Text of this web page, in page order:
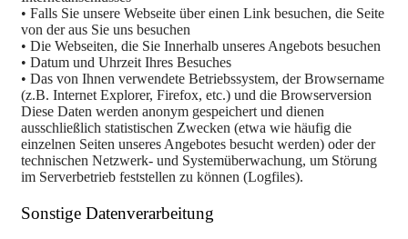
• Falls Sie unsere Webseite über einen Link besuchen, die Seite
von der aus Sie uns besuchen
• Die Webseiten, die Sie Innerhalb unseres Angebots besuchen
• Datum und Uhrzeit Ihres Besuches
• Das von Ihnen verwendete Betriebssystem, der Browsername
(z.B. Internet Explorer, Firefox, etc.) und die Browserversion
Diese Daten werden anonym gespeichert und dienen
ausschließlich statistischen Zwecken (etwa wie häufig die
einzelnen Seiten unseres Angebotes besucht werden) oder der
technischen Netzwerk- und Systemüberwachung, um Störung
im Serverbetrieb feststellen zu können (Logfiles).
Sonstige Datenverarbeitung